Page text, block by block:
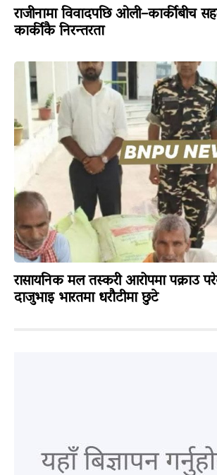
राजीनामा विवादपछि ओली–कार्कीबीच
कार्कीकै निरन्तरता
रासायनिक मल तस्करी आरोपमा पक्राउ
दाजुभाइ भारतमा धरौटीमा छुटे